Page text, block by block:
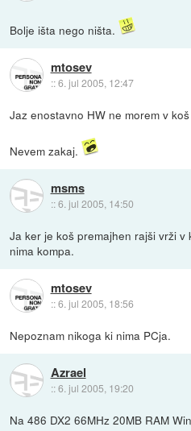
Bolje išta nego ništa.
mtosev
::6. jul 2005, 12:47
Jaz enostavno HW ne morem v
Nevem zakaj.
msms
::6. jul 2005, 14:50
Ja ker je koš premajhen rajši vrži
nima kompa.
mtosev
::6. jul 2005, 18:56
Nepoznam nikoga ki nima PCja.
Azrael
::6. jul 2005, 19:20
Na 486 DX2 66MHz 20MB RAM